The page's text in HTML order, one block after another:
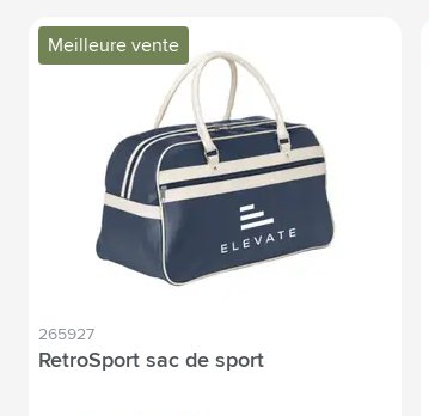
Meilleure vente
265927
RetroSport sac de sport